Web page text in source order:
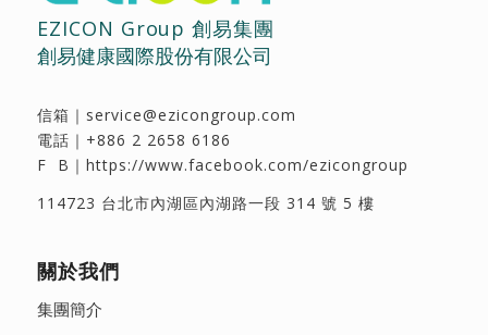
EZICON Group 創易集團
創易健康國際股份有限公司
信箱｜ service@ezicongroup.com
電話｜ +886 2 2658 6186
F B｜ https://www.facebook.com/ezicongroup
114723 台北市內湖區內湖路一段 314 號 5 樓
關於我們
集團簡介